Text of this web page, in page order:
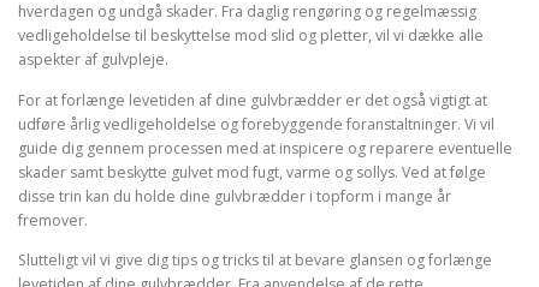
hverdagen og undgå skader. Fra daglig rengøring og regelmæssig
vedligeholdelse til beskyttelse mod slid og pletter, vil vi dække alle
aspekter af gulvpleje.
For at forlænge levetiden af dine gulvbrædder er det også vigtigt at
udføre årlig vedligeholdelse og forebyggende foranstaltninger. Vi vil
guide dig gennem processen med at inspicere og reparere eventuelle
skader samt beskytte gulvet mod fugt, varme og sollys. Ved at følge
disse trin kan du holde dine gulvbrædder i topform i mange år
fremover.
Slutteligt vil vi give dig tips og tricks til at bevare glansen og forlænge